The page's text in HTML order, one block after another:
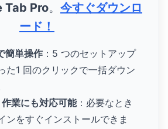
Tab Pro。 今すぐダウンロ
ード！
簡単操作 ：5 つのセットアップ
た1 回のクリックで一括ダウン
業にも対応可能：必要なとき
ンをすぐインストールできま